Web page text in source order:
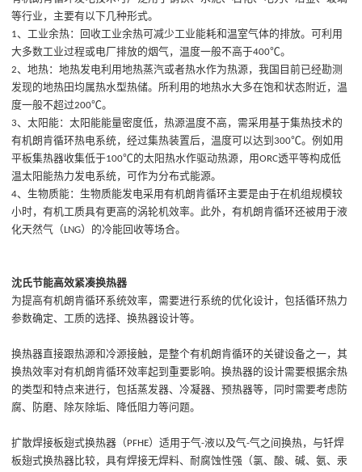
等行业 ， 主要有以下几种形式。
1、工业余热：
回收工业余热可减少工业能耗和温室气体的排放。可利用
大多数工业过程或电厂排放的烟气，温度一般不高于400℃。
2、地热：地热发电利用地热蒸汽或者热水作为热源，我国目前已经勘测
发现的地热田均属热水型热储。所利用的地热水大多在饱和状态附近，温
度一般不超过200℃。
3、太阳能：太阳能能量密度低，热源温度不高，需采用基于集热技术的
有机朗肯循环热电系统，经过集热装置后，温度可以达到300℃。例如用
平板集热器收集低于100℃的太阳热水作驱动热源，用ORC透平等构成低
温太阳能热力发电系统，可作为分布式能源。
4、生物质能：生物质能发电采用有机朗肯循环主要是由于在机组规模较
小时，有机工质具有更高的涡轮机效率。此外，有机朗肯循环还被用于液
化天然气 （LNG） 的冷能回收等场合。
沈氏节能高效紧凑换热器
为提高有机朗肯循环系统效率，需要进行系统的优化设计，包括循环热力
参数确定、工质的选择、换热器设计等。
换热器直接跟热源和冷源接触，是整个有机朗肯循环的关键设备之一，其
换热效率对有机朗肯循环效率起到重要影响。换热器的设计需要根据余热
的类型和特点来进行，包括蒸发器、冷凝器、预热器等，同时需要考虑防
腐、防磨、除灰除垢、降低阻力等问题。
扩散焊接板翅式换热器 （ PFHE）适用于气-液以及气-气之间换热，与钎焊
板翅式换热器比较，具有焊接无焊料、耐腐蚀性强（氯、酸、碱、氨、汞